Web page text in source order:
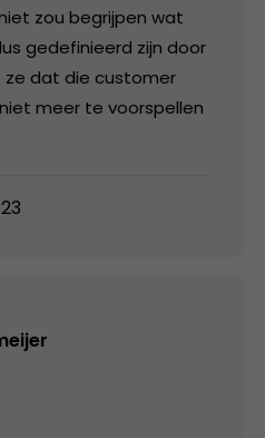
zou begrijpen wat
gedefinieerd zijn door
ze dat die customer
meer te voorspellen